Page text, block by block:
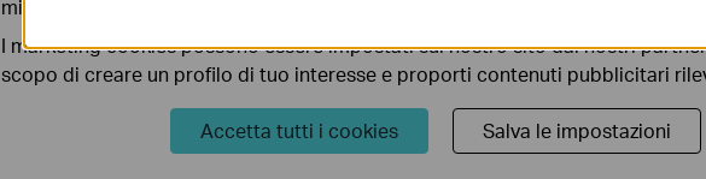
migliorarne le funzionalità.
I marketing cookies possono essere impostati sul nostro sito dai nostri
scopo di creare un profilo di tuo interesse e proporti contenuti pubblicitari
Accetta tutti i cookies Salva le impostazioni